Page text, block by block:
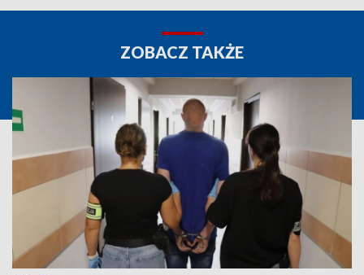
ZOBACZ TAKŻE